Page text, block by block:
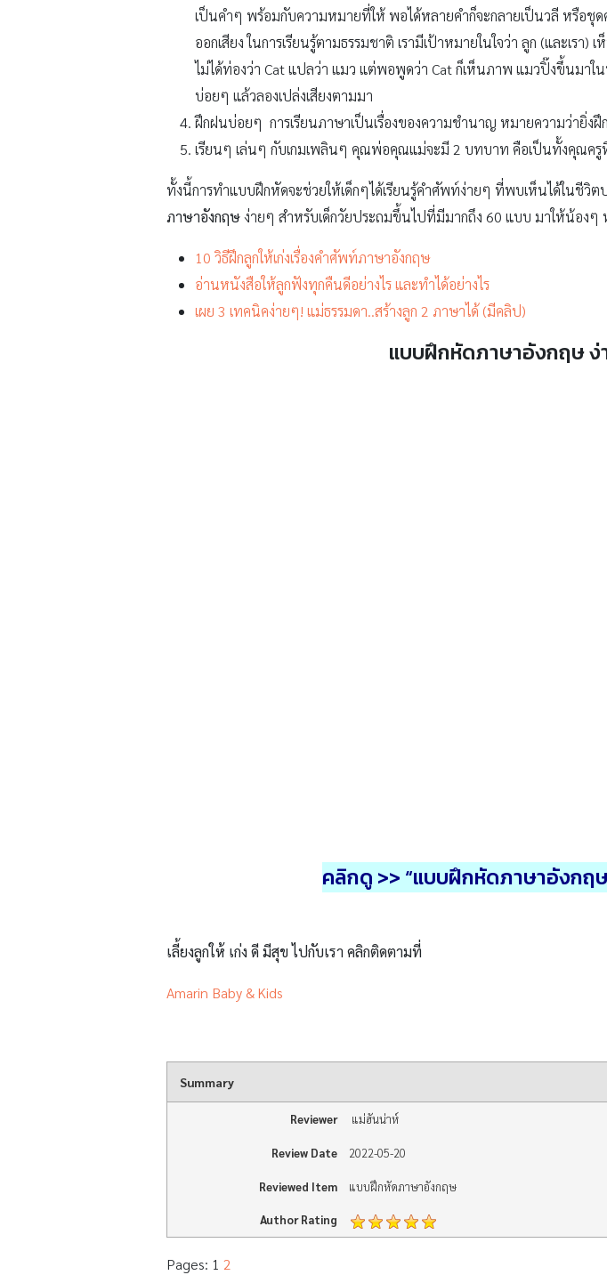
เป็นคำๆ พร้อมกับความหมายที่ให้ พอได้หลายคำก็จะกลายเป็นวลี หรือชุด
ออกเสียง ในการเรียนรู้ตามธรรมชาติ เรามีเป้าหมายในใจว่า ลูก (และเร
ไม่ได้ท่องว่า Cat แปลว่า แมว แต่พอพูดว่า Cat ก็เห็นภาพ แมวปิ๊งขึ้นมาใน
บ่อยๆ แล้วลองเปล่งเสียงตามมา
ฝึกฝนบ่อยๆ การเรียนภาษาเป็นเรื่องของความชำนาญ หมายความว่ายิ่งฝึ
เรียนๆ เล่นๆ กับเกมเพลินๆ คุณพ่อคุณแม่จะมี 2 บทบาท คือเป็นทั้งคุณครู
ทั้งนี้การทำแบบฝึกหัดจะช่วยให้เด็กๆได้เรียนรู้คำศัพท์ง่ายๆ ที่พบเห็นได้ในชีวิต
ภาษาอังกฤษง่ายๆ สำหรับเด็กวัยประถมขึ้นไปที่มีมากถึง 60 แบบ มาให้น้องๆ
10 วิธีฝึกลูกให้เก่งเรื่องคำศัพท์ภาษาอังกฤษ
อ่านหนังสือให้ลูกฟังทุกคืนดีอย่างไร และทำได้อย่างไร
เผย 3 เทคนิคง่ายๆ! แม่ธรรมดา..สร้างลูก 2 ภาษาได้ (มีคลิป)
แบบฝึกหัดภาษาอังกฤษ ง่
คลิกดู >> “แบบฝึกหัดภาษาอังกฤ
เลี้ยงลูกให้ เก่ง ดี มีสุข ไปกับเรา คลิกติดตามที่
Amarin Baby & Kids
Summary
Reviewer แม่ฮันน่าห์
Review Date 2022-05-20
Reviewed Item แบบฝึกหัดภาษาอังกฤษ
Author Rating
Pages: 1 2